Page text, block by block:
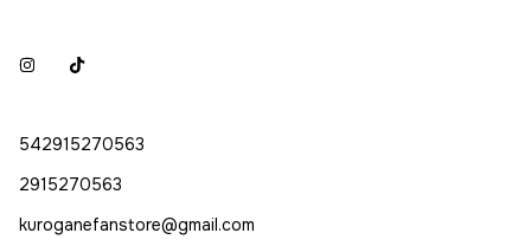
542915270563
2915270563
kuroganefanstore@gmail.com